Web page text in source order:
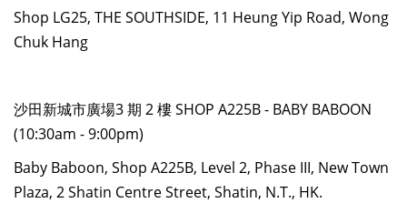
Shop LG25, THE SOUTHSIDE, 11 Heung Yip Road, Wong
Chuk Hang
沙田新城市廣場3 期 2 樓 SHOP A225B - BABY BABOON
(10:30am - 9:00pm)
Baby Baboon, Shop A225B, Level 2, Phase III, New Town
Plaza, 2 Shatin Centre Street, Shatin, N.T., HK.